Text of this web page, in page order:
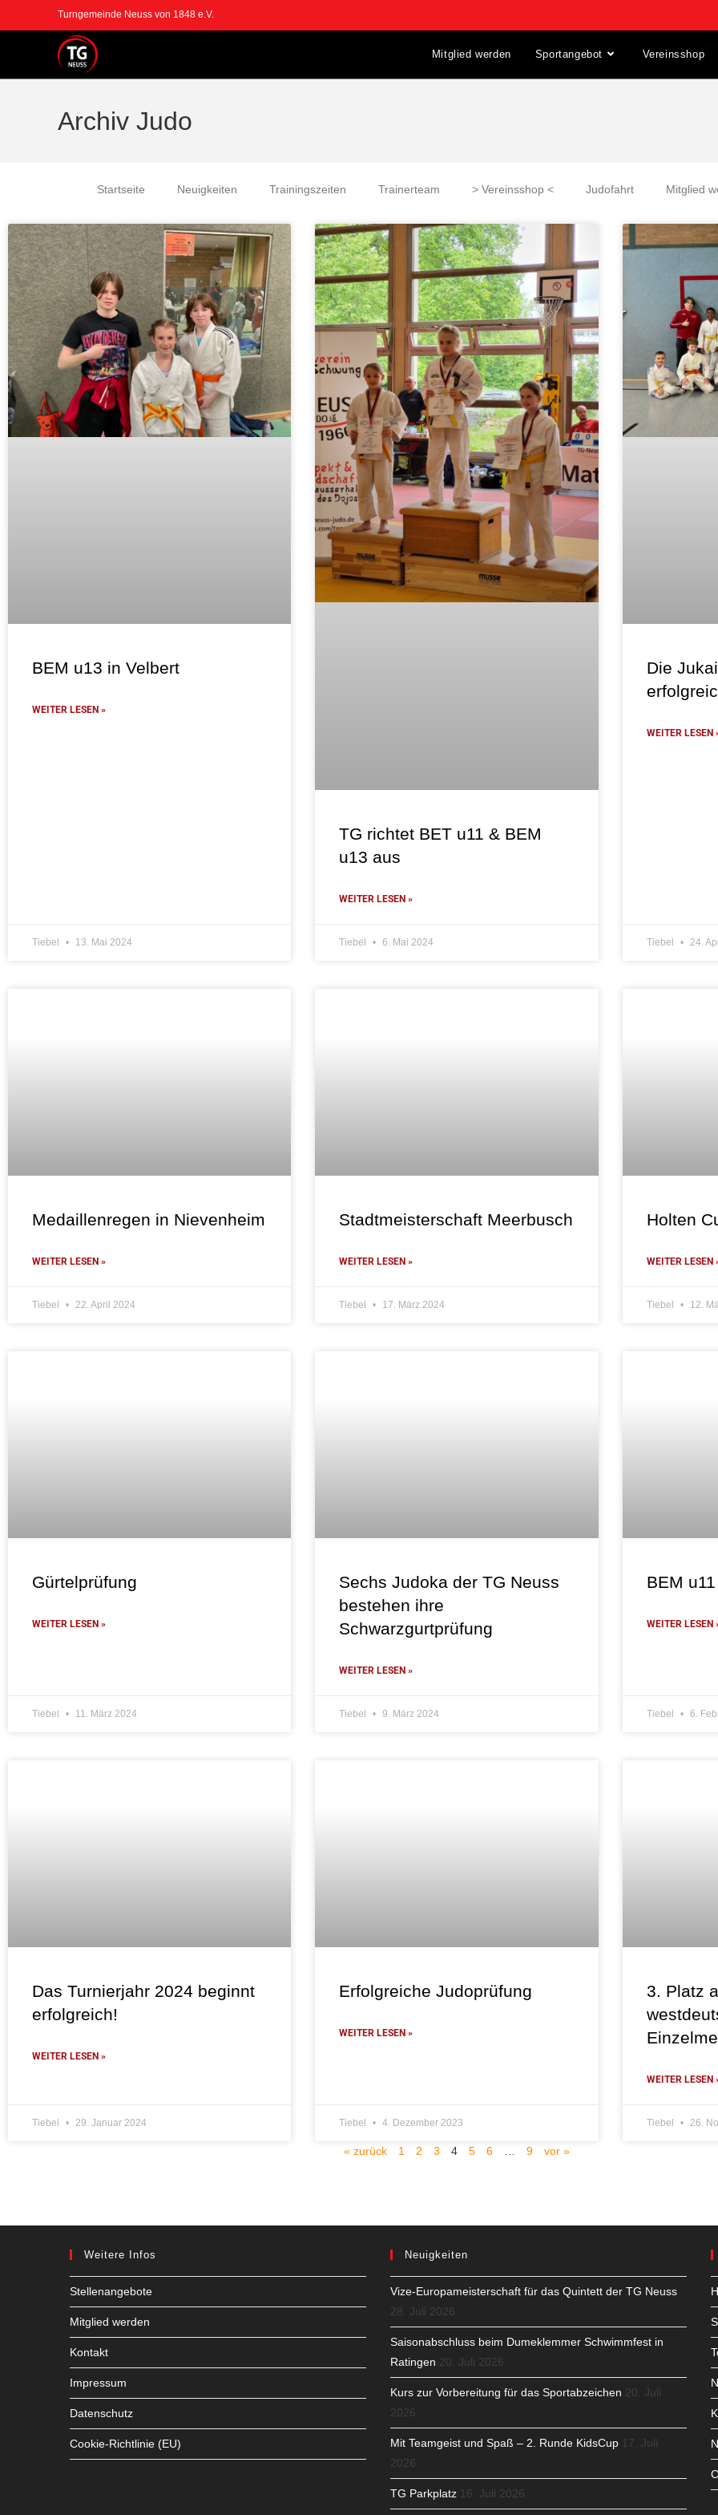
Turngemeinde Neuss von 1848 e.V.
Mitglied werden Sportangebot Vereinsshop
Archiv Judo
Startseite Neuigkeiten Trainingszeiten Trainerteam > Vereinsshop < Judofahrt Mitglied
BEM u13 in Velbert
WEITER LESEN »
Tiebel 13. Mai 2024
TG richtet BET u11 & BEM
u13 aus
WEITER LESEN »
Tiebel 6. Mai 2024
Die
WEITER LESEN
Tiebel 24.
Medaillenregen in Nievenheim
WEITER LESEN »
Tiebel 22. April 2024
Stadtmeisterschaft Meerbusch
WEITER LESEN »
Tiebel 17. März 2024
Holten
WEITER LESEN
Tiebel 12.
Gürtelprüfung
WEITER LESEN »
Tiebel 11. März 2024
Sechs Judoka der TG Neuss
bestehen ihre
Schwarzgurtprüfung
WEITER LESEN »
Tiebel 9. März 2024
BEM
WEITER LESEN
Tiebel 6.
Das Turnierjahr 2024 beginnt
erfolgreich!
WEITER LESEN »
Tiebel 29. Januar 2024
Erfolgreiche Judoprüfung
WEITER LESEN »
Tiebel 4. Dezember 2023
3. Platz
WEITER LESEN
Tiebel 26.
« zurück 1 2 3 4 5 6 9 vor »
Weitere Infos
Stellenangebote
Mitglied werden
Kontakt
Impressum
Datenschutz
Cookie-Richtlinie (EU)
Neuigkeiten
Vize-Europameisterschaft für das Quintett der TG Neuss
28. Juli 2026
Saisonabschluss beim Dumeklemmer Schwimmfest in
Ratingen 20. Juli 2026
Kurs zur Vorbereitung für das Sportabzeichen 20. Juli
2026
Mit Teamgeist und Spaß – 2. Runde KidsCup 17. Juli
2026
TG Parkplatz 16. Juli 2026